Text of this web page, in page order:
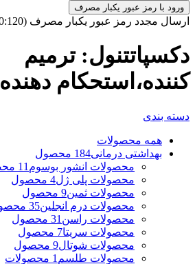
ورود با رمز عبور یکبار مصرف
ارسال مجدد رمز عبور یکبار مصرف (00:
120
دکسپاتتنول: ترمیم
کننده،استحکام دهنده
دسته بندی
همه محصولات
بهداشتی درمانی184 محصول
محصولات انشور بوسوم 11 محصول
محصولات پلی ژل4 محصول
محصولات ثمین9 محصول
محصولات درم انجلین35 محصول
محصولات راسن 31 محصول
محصولات سریتا7 محصول
محصولات شوتال9 محصول
محصولات طلسم 1 محصولات